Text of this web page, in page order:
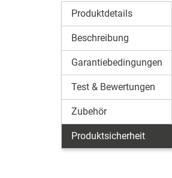
Produktdetails
Beschreibung
Garantiebedingungen
Test & Bewertungen
Zubehör
Produktsicherheit